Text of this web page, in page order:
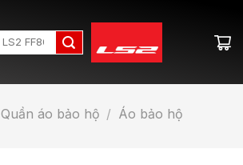
Quần áo bảo hộ / Áo bảo hộ